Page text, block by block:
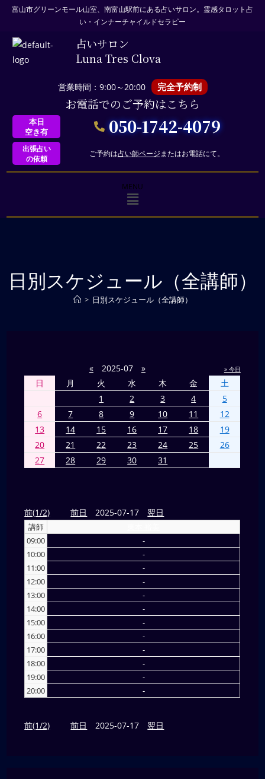
富山市グリーンモール山室、南富山駅前にある占いサロン。霊感タロット占
い・インナーチャイルドセラピー
占いサロン
Luna Tres Clova
営業時間：9:00～20:00 完全予約制
お電話でのご予約はこちら
本日
空き有
050-1742-4079
出張占い
の依頼
ご予約は占い師ページまたはお電話にて。
MENU
日別スケジュール（全講師）
> 日別スケジュール（全講師）
« 2025-07 » » 今日
日 月 火 水 木 金
土
1
2 3 4
5
6
7 8 9 10 11
12
13
14 15 16 17 18
19
20
21 22 23 24 25
26
27
28 29 30 31
前(1/2) 前日 2025-07-17 翌日
講師
09:00
-
10:00
-
11:00
-
12:00
-
13:00
-
14:00
-
15:00
-
16:00
-
17:00
-
18:00
-
19:00
-
20:00
-
前(1/2) 前日 2025-07-17 翌日